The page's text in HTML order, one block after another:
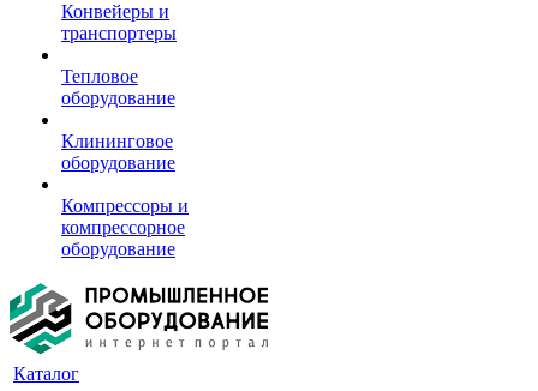
Конвейеры и
транспортеры
Тепловое
оборудование
Клининговое
оборудование
Компрессоры и
компрессорное
оборудование
Каталог